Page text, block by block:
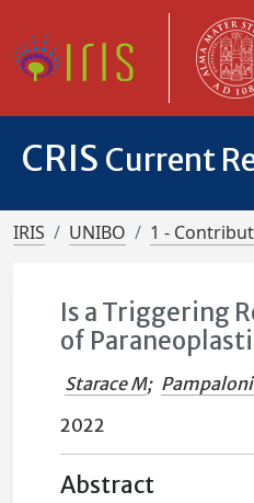
CRIS Current
IRIS UNIBO 1 -
Is a Triggering
of
Starace M; Pampaloni
2022
Abstract